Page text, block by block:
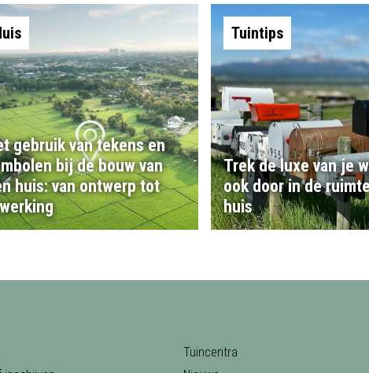
gebruik van tekens en
bij de bouw van
huis: van ontwerp tot
Tuintips
Trek de luxe van je
ook door in de
huis
Tuincentra